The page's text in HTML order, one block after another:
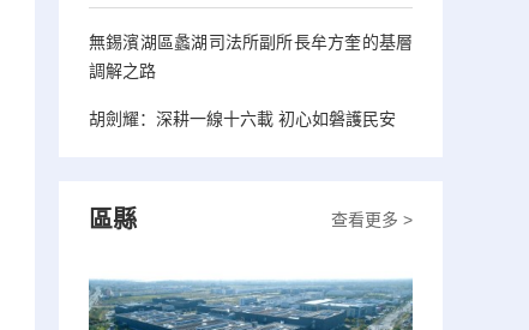
無錫濱湖區蠡湖司法所副所長牟方奎的基層
調解之路
胡劍耀：深耕一線十六載 初心如磐護民安
查看更多 >
區縣